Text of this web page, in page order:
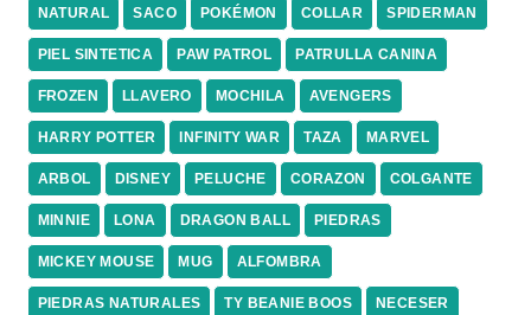
NATURAL SACO POKÉMON COLLAR SPIDERMAN
PIEL SINTETICA PAW PATROL PATRULLA CANINA
FROZEN LLAVERO MOCHILA AVENGERS
HARRY POTTER INFINITY WAR TAZA MARVEL
ARBOL DISNEY PELUCHE CORAZON COLGANTE
MINNIE LONA DRAGON BALL PIEDRAS
MICKEY MOUSE MUG ALFOMBRA
PIEDRAS NATURALES TY BEANIE BOOS NECESER